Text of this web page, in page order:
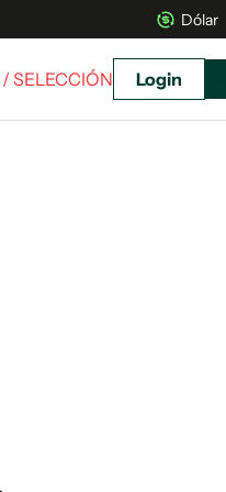
Dólar
/ SELECCIÓN Login